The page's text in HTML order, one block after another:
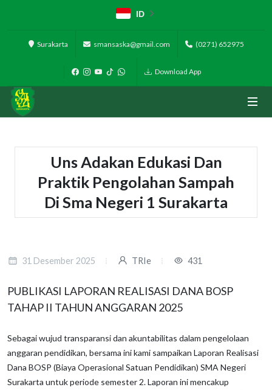
ID
Surakarta smansaska@gmail.com (0271) 652975
Download App
Uns Adakan Edukasi Dan
Praktik Pengolahan Sampah
Di Sma Negeri 1 Surakarta
31 Desember 2025 TRIe 431
PUBLIKASI LAPORAN REALISASI DANA BOSP
TAHAP II TAHUN ANGGARAN 2025
Sebagai wujud transparansi dan akuntabilitas dalam pengelolaan
anggaran pendidikan, bersama ini kami sampaikan Laporan Realisasi
Dana BOSP (Biaya Operasional Satuan Pendidikan) SMA Negeri
Surakarta untuk periode semester 2. Laporan ini mencakup